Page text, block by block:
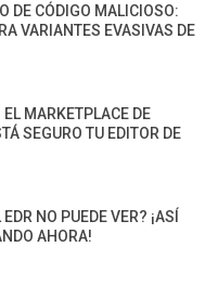
DE CÓDIGO MALICIOSO:
VARIANTES EVASIVAS DE
MARKETPLACE DE
SEGURO TU EDITOR DE
NO PUEDE VER? ¡ASÍ
AHORA!